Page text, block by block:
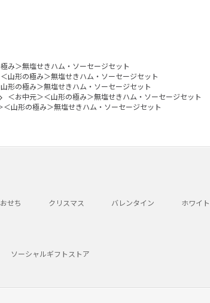
み＞無塩せきハム・ソーセージセット
山形の極み＞無塩せきハム・ソーセージセット
形の極み＞無塩せきハム・ソーセージセット
＜お中元＞＜山形の極み＞無塩せきハム・ソーセージセット
＜山形の極み＞無塩せきハム・ソーセージセット
おせち クリスマス バレンタイン ホワイ
ソーシャルギフトストア